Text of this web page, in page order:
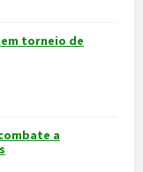
torneio de
a